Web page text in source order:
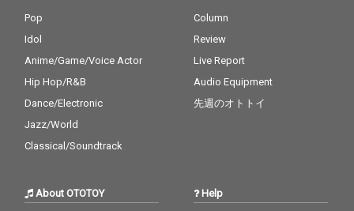
Pop
Idol
Anime/Game/Voice Actor
Hip Hop/R&B
Dance/Electronic
Jazz/World
Classical/Soundtrack
Column
Review
Live Report
Audio Equipment
先週のオトトイ
About OTOTOY Help